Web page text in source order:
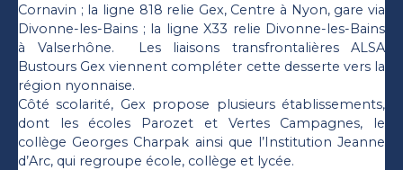
Cornavin ; la ligne 818 relie Gex, Centre à Nyon, gare via
Divonne-les-Bains ; la ligne X33 relie Divonne-les-Bains
à Valserhône. Les liaisons transfrontalières ALSA
Bustours Gex viennent compléter cette desserte vers la
région nyonnaise.
Côté scolarité, Gex propose plusieurs établissements,
dont les écoles Parozet et Vertes Campagnes, le
collège Georges Charpak ainsi que l’Institution Jeanne
d’Arc, qui regroupe école, collège et lycée.